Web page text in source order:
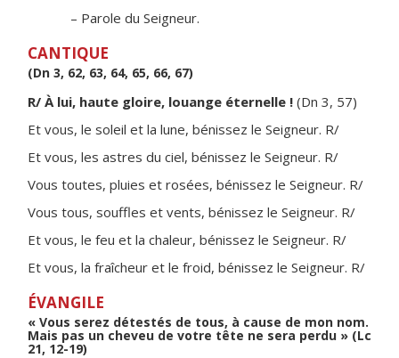
– Parole du Seigneur.
CANTIQUE
(Dn 3, 62, 63, 64, 65, 66, 67)
R/ À lui, haute gloire, louange éternelle ! (Dn 3, 57)
Et vous, le soleil et la lune, bénissez le Seigneur. R/
Et vous, les astres du ciel, bénissez le Seigneur. R/
Vous toutes, pluies et rosées, bénissez le Seigneur. R/
Vous tous, souffles et vents, bénissez le Seigneur. R/
Et vous, le feu et la chaleur, bénissez le Seigneur. R/
Et vous, la fraîcheur et le froid, bénissez le Seigneur. R/
ÉVANGILE
« Vous serez détestés de tous, à cause de mon nom.
Mais pas un cheveu de votre tête ne sera perdu » (Lc
21, 12-19)